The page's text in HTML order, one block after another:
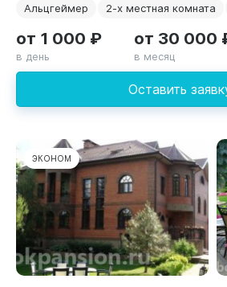
Альцгеймер
2-х местная комната
Оставить
от 1 000 ₽
в день
от 30 000
в месяц
ЭКОНОМ